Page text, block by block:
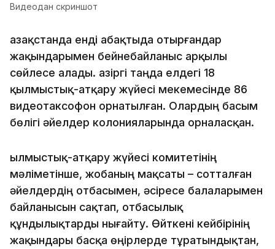
Видеодан скриншот
Қазақстанда енді абақтыда отырғандар
жақындарымен бейнебайланыс арқылы
сөйлесе алады. Қазіргі таңда елдегі 18
қылмыстық-атқару жүйесі мекемесінде 86
видеотаксофон орнатылған. Олардың басым
бөлігі әйелдер колонияларында орналасқан.
Қылмыстық-атқару жүйесі комитетінің
мәліметінше, жобаның мақсаты – сотталған
әйелдердің отбасымен, әсіресе балаларымен
байланысын сақтап, отбасылық
құндылықтарды нығайту. Өйткені кейбірінің
жақындары басқа өңірлерде тұратындықтан,